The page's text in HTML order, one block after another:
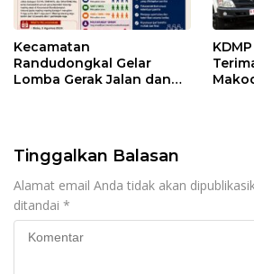
Kecamatan
Randudongkal Gelar
Lomba Gerak Jalan dan
Tinggalkan Balasan
Alamat email Anda tidak akan
ditandai *